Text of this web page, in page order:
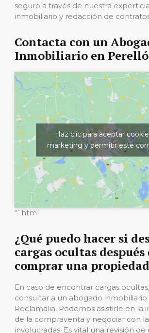
seguro a través de nuestra
inmobiliario y redacción de
Contacta con un
Inmobiliario en Perelló
Haz clic para aceptar
marketing y permitir este
“`html
¿Qué puedo hacer si
cargas ocultas después
comprar una
En caso de encontrar cargas
consultar a un abogado
Reclamalia. Podemos asistirle en la
de la compraventa y negociar con
involucradas. Es vital una revisión